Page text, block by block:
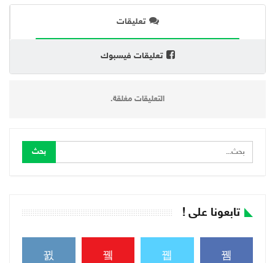
تعليقات
تعليقات فيسبوك
التعليقات مغلقة.
تابعونا على !